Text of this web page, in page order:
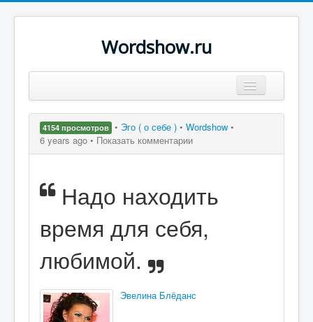
Wordshow.ru
Популярные цитаты
Поиск
4154 просмотров • Эго ( о себе ) • Wordshow •
6 years ago • Показать комментарии
Надо находить
время для себя,
любимой.
Эвелина Блёданс